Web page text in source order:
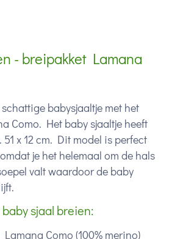
- breipakket Lamana
babysjaaltje met het
Como. Het baby sjaaltje heeft
x 12 cm. Dit model is perfect
je het helemaal om de hals
valt waardoor de baby
sjaal breien:
Como (100% merino)